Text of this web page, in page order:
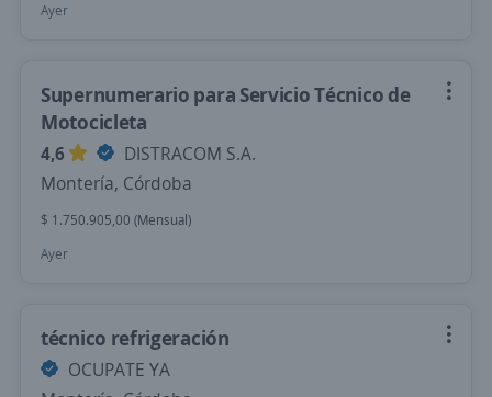
Ayer
Supernumerario para Servicio Técnico de
Motocicleta
4,6
DISTRACOM S.A.
Montería, Córdoba
$ 1.750.905,00 (Mensual)
Ayer
técnico refrigeración
OCUPATE YA